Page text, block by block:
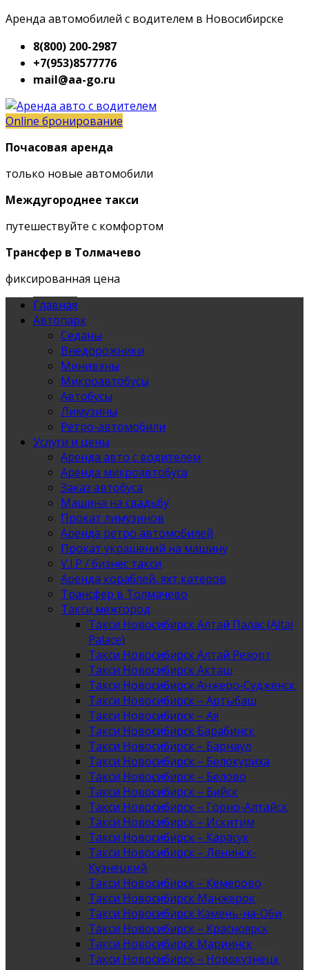
Аренда автомобилей с водителем в Новосибирске
8(800) 200-2987
+7(953)8577776
mail@aa-go.ru
Online бронирование
Почасовая аренда
только новые автомобили
Междугороднее такси
путешествуйте с комфортом
Трансфер в Толмачево
фиксированная цена
Главная
Автопарк
Седаны
Внедорожники
Минивэны
Микроавтобусы
Автобусы
Лимузины
Ретро-автомобили
Услуги и цены
Аренда авто с водителем
Аренда микроавтобуса
Заказ автобуса
Машина на свадьбу
Прокат лимузинов
Аренда ретро автомобилей
Прокат украшений на машину
V.I.P / бизнес такси
Аренда кораблей, яхт,катеров
Трансфер в Толмачево
Такси межгород
Такси Новосибирск Алтай Палас (Altai
Palace)
Такси Новосибирск Алтай Резорт
Такси Новосибирск Акташ
Такси Новосибирск Анжеро-Судженск
Такси Новосибирск – Артыбаш
Такси Новосибирск – Ая
Такси Новосибирск Барабинск
Такси Новосибирск – Барнаул
Такси Новосибирск – Белокуриха
Такси Новосибирск – Белово
Такси Новосибирск – Бийск
Такси Новосибирск – Горно-Алтайск
Такси Новосибирск – Искитим
Такси Новосибирск – Карасук
Такси Новосибирск – Ленинск-
Кузнецкий
Такси Новосибирск – Кемерово
Такси Новосибирск Манжерок
Такси Новосибирск Камень-на-Оби
Такси Новосибирск – Красноярск
Такси Новосибирск Мариинск
Такси Новосибирск – Новокузнецк